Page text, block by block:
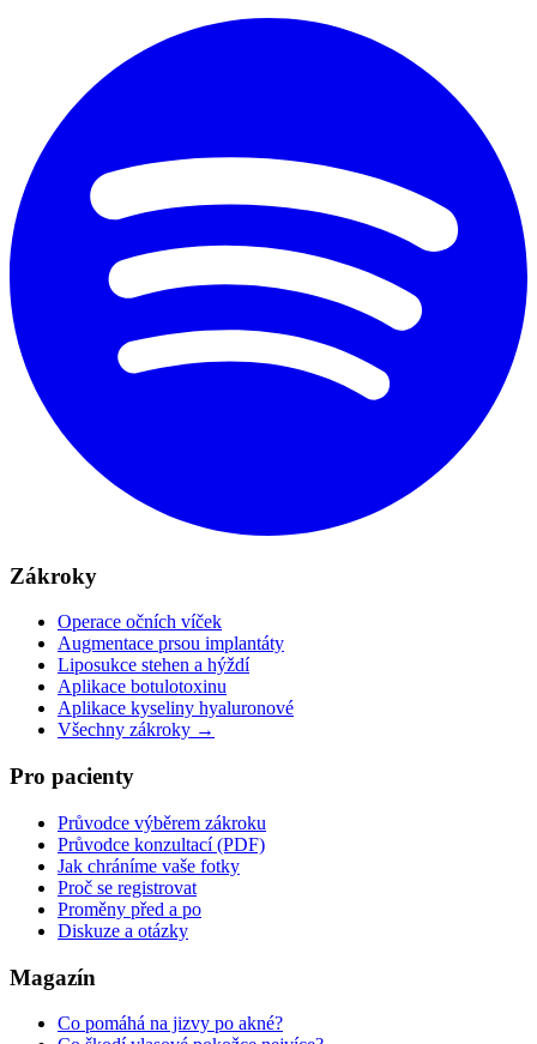
Zákroky
Operace očních víček
Augmentace prsou implantáty
Liposukce stehen a hýždí
Aplikace botulotoxinu
Aplikace kyseliny hyaluronové
Všechny zákroky →
Pro pacienty
Průvodce výběrem zákroku
Průvodce konzultací (PDF)
Jak chráníme vaše fotky
Proč se registrovat
Proměny před a po
Diskuze a otázky
Magazín
Co pomáhá na jizvy po akné?